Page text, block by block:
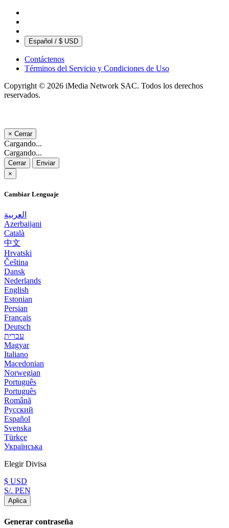
Español / $ USD
Contáctenos
Términos del Servicio y Condiciones de Uso
Copyright © 2026 iMedia Network SAC. Todos los derechos
reservados.
× Cerrar
Cargando...
Cargando...
Cerrar
Enviar
×
Cambiar Lenguaje
العربية
Azerbaijani
Català
中文
Hrvatski
Čeština
Dansk
Nederlands
English
Estonian
Persian
Français
Deutsch
עברית
Magyar
Italiano
Macedonian
Norwegian
Português
Português
Română
Русский
Español
Svenska
Türkçe
Українська
Elegir Divisa
$ USD
S/. PEN
Aplica
Generar contraseña